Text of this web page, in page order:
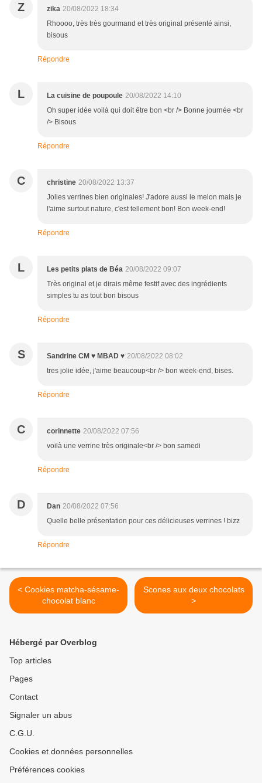
Z zika 20/08/2022 18:34
Rhoooo, très très gourmand et très original présenté ainsi,
bisous
Répondre
L La cuisine de poupoule 20/08/2022 14:10
Oh super idée voilà qui doit être bon <br /> Bonne journée <br
/> Bisous
Répondre
C christine 20/08/2022 13:37
Jolies verrines bien originales! J'adore aussi le melon mais je
l'aime surtout nature, c'est tellement bon! Bon week-end!
Répondre
L Les petits plats de Béa 20/08/2022 09:07
Très original et je dirais même festif avec des ingrédients
simples tu as tout bon bisous
Répondre
S Sandrine CM ♥ MBAD ♥ 20/08/2022 08:02
tres jolie idée, j'aime beaucoup<br /> bon week-end, bises.
Répondre
C corinnette 20/08/2022 07:56
voilà une verrine très originale<br /> bon samedi
Répondre
D Dan 20/08/2022 07:56
Quelle belle présentation pour ces délicieuses verrines ! bizz
Répondre
< Cookies matcha-sésame-
chocolat blanc
Scones aux deux chocolats
>
Hébergé par Overblog
Top articles
Pages
Contact
Signaler un abus
C.G.U.
Cookies et données personnelles
Préférences cookies